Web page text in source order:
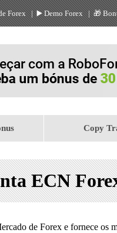
Forex|▶️ Demo Forex|🎁
Copy
ECN
de Forex e fornece os